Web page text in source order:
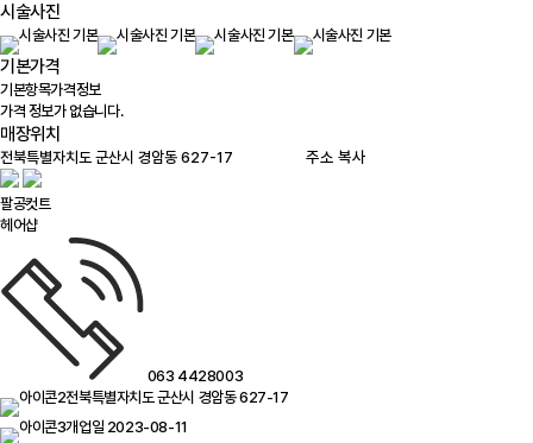
시술사진
기본가격
기본항목가격정보
가격 정보가 없습니다.
매장위치
주소 복사
팔공컷트
헤어샵
063 4428003
전북특별자치도 군산시 경암동 627-17
개업일 2023-08-11